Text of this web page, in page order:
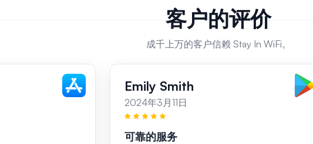
客户的评价
成千上万的客户信赖 Stay In WiFi。
Emily Smith
2024年3月11日
可靠的服务